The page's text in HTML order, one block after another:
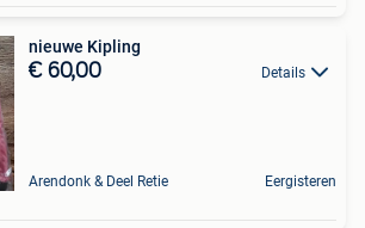
nieuwe Kipling
€ 60,00 Details
Arendonk & Deel Retie Eergisteren